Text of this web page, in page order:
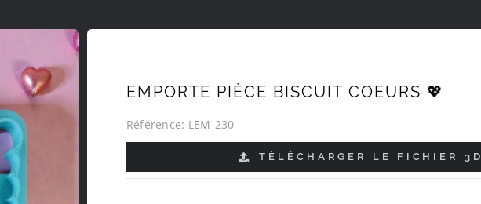
EMPORTE PIÈCE BISCUIT COEURS 💖
Référence: LEM-230
TÉLÉCHARGER LE FICHIER 3D